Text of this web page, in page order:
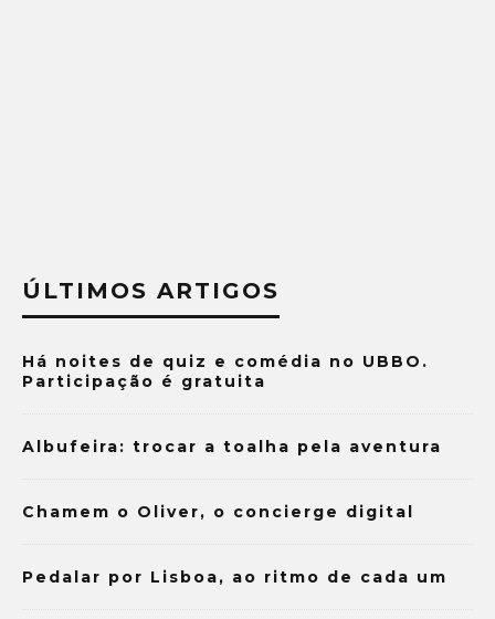
ÚLTIMOS ARTIGOS
Há noites de quiz e comédia no UBBO.
Participação é gratuita
Albufeira: trocar a toalha pela aventura
Chamem o Oliver, o concierge digital
Pedalar por Lisboa, ao ritmo de cada um